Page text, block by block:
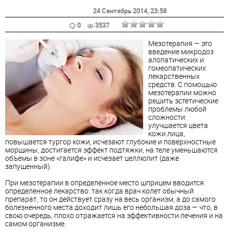
24 Сентябрь 2014, 23:58
0
3537
Мезотерапия — это
введение микродоз
алопатических и
гомеопатических
лекарственных
средств. С помощью
мезотерапии можно
решить эстетические
проблемы любой
сложности:
улучшается цвета
кожи лица,
повышается тургор кожи, исчезают глубокие и поверхностные
морщины, достигается эффект подтяжки, на теле уменьшаются
объемы в зоне «галифе» и исчезает целлюлит (даже
запущенный).
При мезотерапии в определенное место шприцем вводится
определенное лекарство: так когда врач колет обычный
препарат, то он действует сразу на весь организм, а до самого
болезненного места доходит лишь его небольшая доза — что, в
свою очередь, плохо отражается на эффективности лечения и на
самом организме.